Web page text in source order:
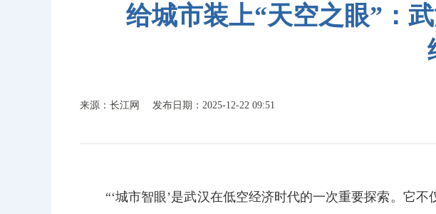
给城市装上“天空之眼”：
来源：长江网 发布日期：2025-12-22 09:51
“‘城市智眼’是武汉在低空经济时代的一次重要探索。它